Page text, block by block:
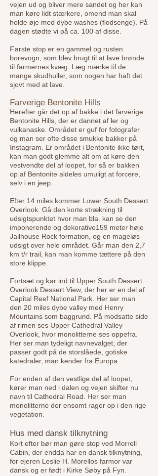
vejen ud og bliver mere sandet og her kan
man køre lidt stærkere, omend man skal
holde øje med dybe washes (flodsenge). På
dagen stødte vi på ca. 100 af disse.
Første stop er en gammel og rusten
borevogn, som blev brugt til at lave brønde
til farmernes kvæg. Læg mærke til de
mange skudhuller, som nogen har haft det
sjovt med at lave.
Farverige Bentonite Hills
Herefter går det op af bakke i det farverige
Bentonite Hills, der er dannet af ler og
vulkanaske. Området er guf for fotografer
og man ser ofte disse smukke bakker på
Instagram. Er området i Bentonite ikke tørt,
kan man godt glemme alt om at køre den
vestvendte del af loopet, for så er bakken
op af Bentonite aldeles umuligt at forcere,
selv i en jeep.
Efter 14 miles kommer Lower South Dessert
Overlook. Gå den korte strækning til
udsigtspunktet hvor man bla. kan se den
imponerende og dekorative159 meter høje
Jailhouse Rock formation, og en mageløs
udsigt over hele området. Går man den 2,7
km t/r trail, kan man komme tættere på den
store klippe.
Fortsæt og kør ind til Upper South Dessert
Overlook Dessert View, der her er en del af
Capital Reef National Park. Her ser man
den 20 miles dybe valley med Henry
Mountains som baggrund. På modsatte side
af rimen ses Upper Cathedral Valley
Overlook, hvor monolitterne ses oppefra.
Her ser man tydeligt navnevalget, der
passer godt på de storslåede, gotiske
katedraler, man kender fra Europa.
For enden af den vestlige del af loopet,
kører man ned i dalen og vejen skifter nu
navn til Cathedral Road. Her ser man
monolitterne der ensomt rager op i den rige
vegetation.
Hus med dansk tilknytning
Kort efter bør man gøre stop ved Morrell
Cabin, der endda har en dansk tilknytning,
for ejeren Leslie H. Morellos farmor var
dansk og er født i Kirke Søby på Fyn.